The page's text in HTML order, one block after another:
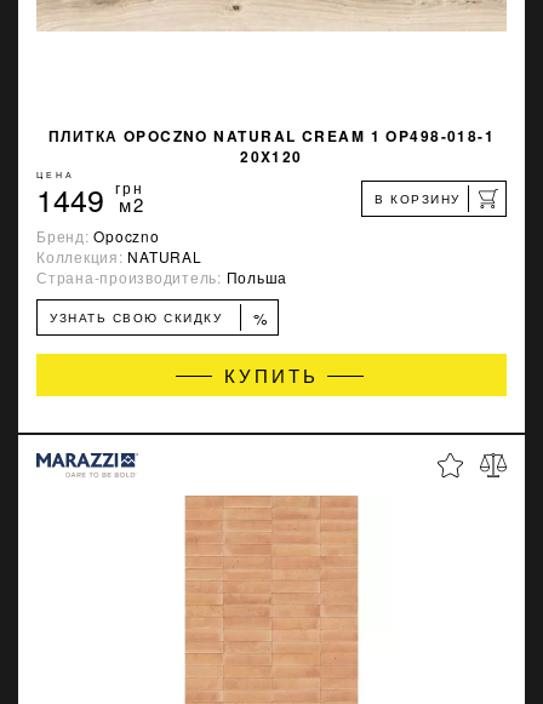
ПЛИТКА OPOCZNO NATURAL CREAM 1 OP498-018-1
20X120
ЦЕНА
1449 грн
м2 В КОРЗИНУ
Бренд:Opoczno
Коллекция: NATURAL
Страна-производитель: Польша
УЗНАТЬ СВОЮ СКИДКУ %
КУПИТЬ